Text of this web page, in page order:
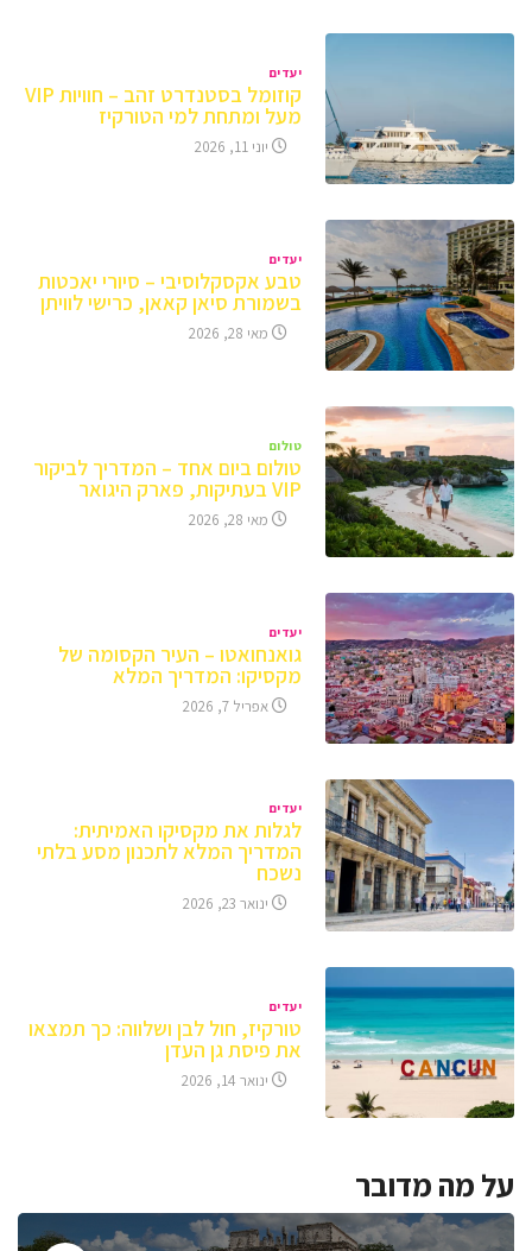
יעדים
קוזומל בסטנדרט זהב – חוויות VIP
מעל ומתחת למי הטורקיז
יוני 11, 2026
יעדים
טבע אקסקלוסיבי – סיורי יאכטות
בשמורת סיאן קאאן, כרישי לוויתן
מאי 28, 2026
טולום
טולום ביום אחד – המדריך לביקור
VIP בעתיקות, פארק היגואר
מאי 28, 2026
יעדים
גואנחואטו – העיר הקסומה של
מקסיקו: המדריך המלא
אפריל 7, 2026
יעדים
לגלות את מקסיקו האמיתית:
המדריך המלא לתכנון מסע בלתי
נשכח
ינואר 23, 2026
יעדים
טורקיז, חול לבן ושלווה: כך תמצאו
את פיסת גן העדן
ינואר 14, 2026
על מה מדובר